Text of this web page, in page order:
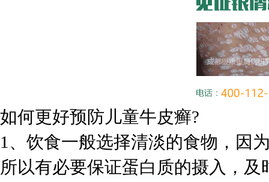
如何更好预防儿童牛皮癣?
1、饮食一般选择清淡的食物，因
所以有必要保证蛋白质的摄入，